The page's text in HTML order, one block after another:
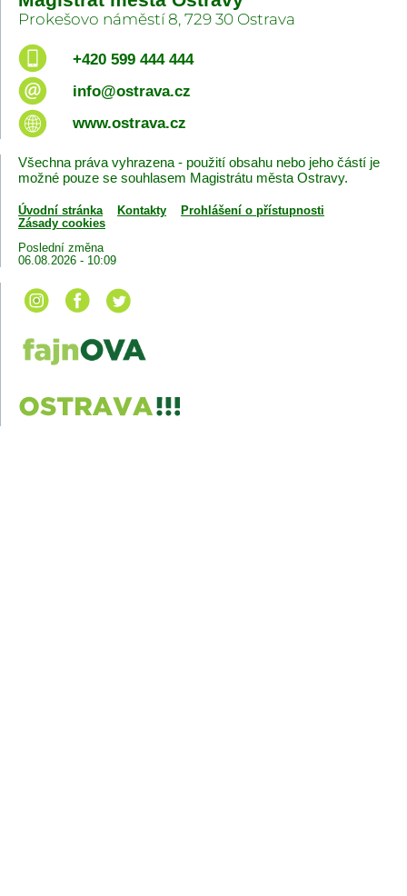
Prokešovo náměstí 8, 729 30 Ostrava
+420 599 444 444
info@ostrava.cz
www.ostrava.cz
Všechna práva vyhrazena - použití obsahu nebo jeho částí je
možné pouze se souhlasem Magistrátu města Ostravy.
Úvodní stránka Kontakty
Prohlášení o přístupnosti
Zásady cookies
Poslední změna
06.08.2026 - 10:09